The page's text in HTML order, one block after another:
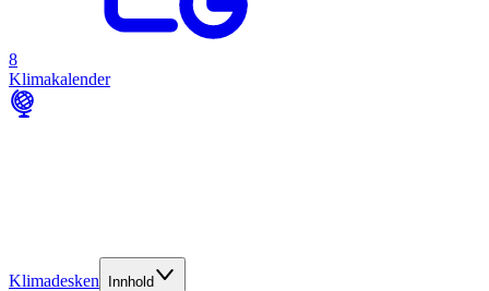
8
Klimakalender
Klimadesken Innhold